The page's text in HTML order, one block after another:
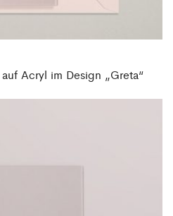
Acryl im Design „Greta“